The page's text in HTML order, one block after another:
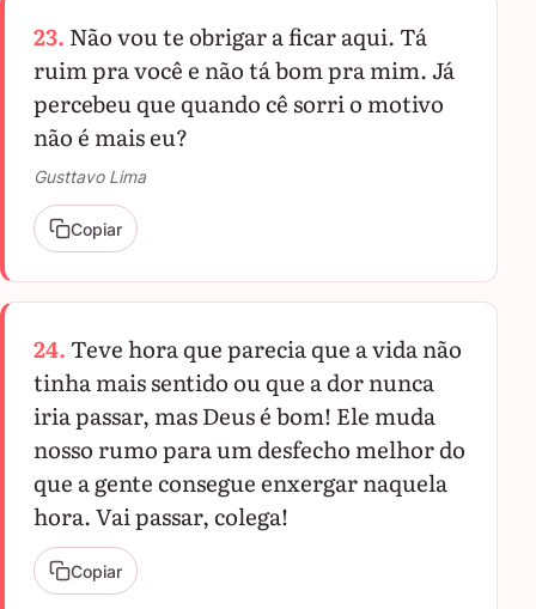
23. Não vou te obrigar a ficar aqui. Tá
ruim pra você e não tá bom pra mim. Já
percebeu que quando cê sorri o motivo
não é mais eu?
Gusttavo Lima
Copiar
24.Teve hora que parecia que a vida não
tinha mais sentido ou que a dor nunca
iria passar, mas Deus é bom! Ele muda
nosso rumo para um desfecho melhor do
que a gente consegue enxergar naquela
hora. Vai passar, colega!
Copiar